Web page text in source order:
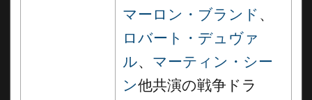
マーロン・ブランド 、
ロバート・デュヴァ
ル、 マーティン・シー
ン他共演の戦争ドラ